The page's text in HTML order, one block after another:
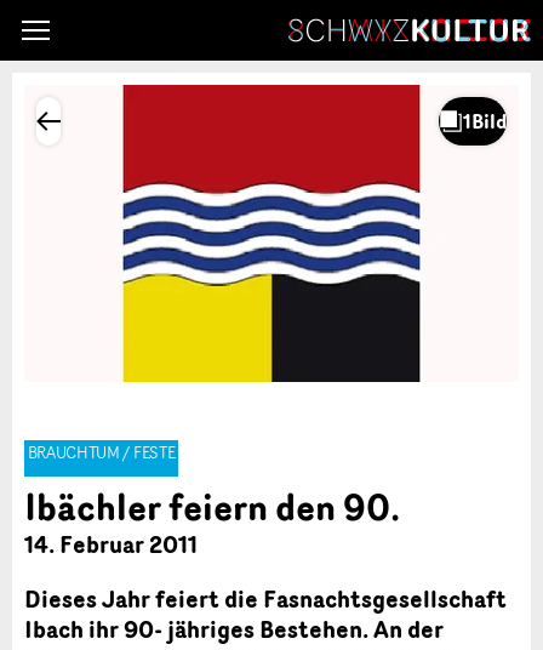
BRAUCHTUM / FESTE
Ibächler feiern den 90.
14. Februar 2011
Dieses Jahr feiert die Fasnachtsgesellschaft
Ibach ihr 90- jähriges Bestehen. An der